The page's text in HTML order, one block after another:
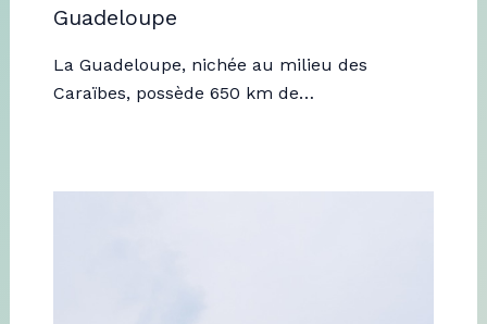
Guadeloupe
La Guadeloupe, nichée au milieu des
Caraïbes, possède 650 km de…